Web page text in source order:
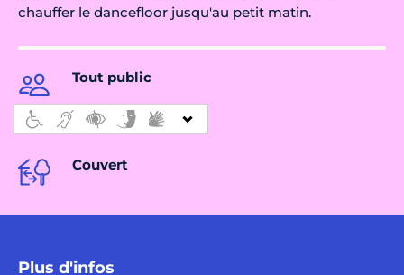
chauffer le dancefloor jusqu'au petit matin.
Tout public
Couvert
Plus d'infos